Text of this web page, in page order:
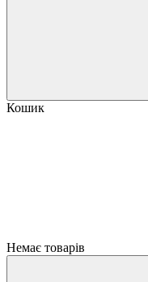
Кошик
Немає товарів